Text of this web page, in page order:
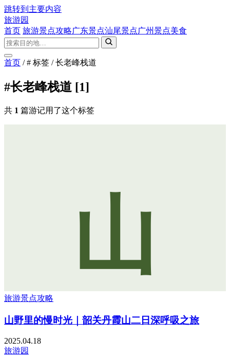
跳转到主要内容
旅游园
首页 旅游景点攻略广东景点汕尾景点广州景点美食
首页 / # 标签 / 长老峰栈道
#长老峰栈道 [1]
共 1 篇游记用了这个标签
山
旅游景点攻略
山野里的慢时光｜韶关丹霞山二日深呼吸之旅
2025.04.18
旅游园